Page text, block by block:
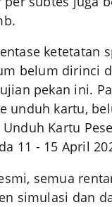
ketetatan
belum dirinci
pekan ini.
unduh kartu,
Kartu
11 - 15 April
semua
simulasi dan